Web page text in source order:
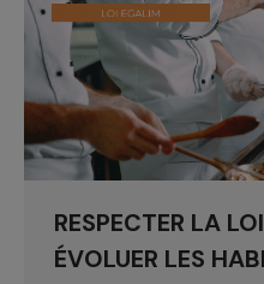
RESPECTER LA
ÉVOLUER LES